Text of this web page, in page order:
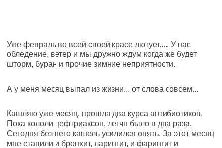
Уже февраль во всей своей красе лютует..... У нас
обледение, ветер и мы дружно ждум когда же будет
шторм, буран и прочие зимние неприятности.
А у меня месяц выпал из жизни... от слова совсем...
Кашляю уже месяц, прошла два курса антибиотиков.
Пока кололи цефтриаксон, легчн было в два раза.
Сегодня без него кашель усилился опять. За этот месяц
мне ставили и бронхит, ларингит, и фарингит и